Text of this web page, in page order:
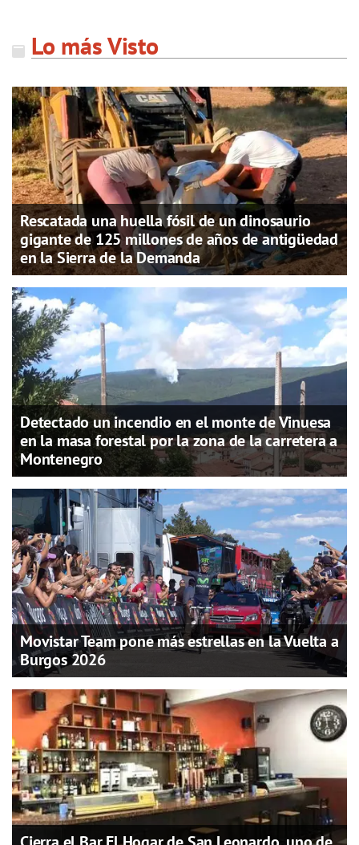
Lo más Visto
Rescatada una huella fósil de un dinosaurio
gigante de 125 millones de años de antigüedad
en la Sierra de la Demanda
Detectado un incendio en el monte de Vinuesa
en la masa forestal por la zona de la carretera a
Montenegro
Movistar Team pone más estrellas en la Vuelta a
Burgos 2026